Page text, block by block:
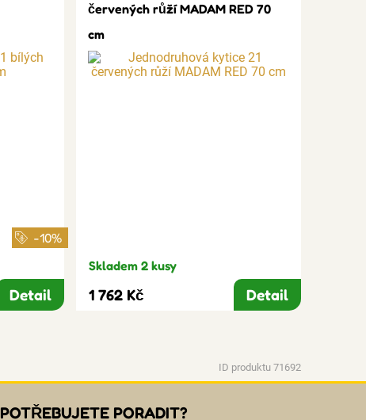
-10%
Detail
červených růží MADAM RED 70
cm
Skladem 2 kusy
1 762 Kč Detail
ID produktu 71692
POTŘEBUJETE PORADIT?